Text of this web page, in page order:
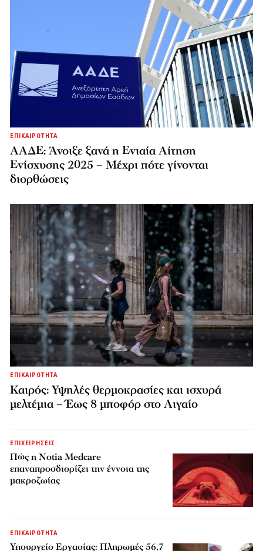
ΕΠΙΚΑΙΡΟΤΗΤΑ
ΑΑΔΕ: Άνοιξε ξανά η Ενιαία Αίτηση
Ενίσχυσης 2025 – Μέχρι πότε γίνονται
διορθώσεις
ΕΠΙΚΑΙΡΟΤΗΤΑ
Καιρός: Υψηλές θερμοκρασίες και ισχυρά
μελτέμια – Έως 8 μποφόρ στο Αιγαίο
ΕΠΙΧΕΙΡΗΣΕΙΣ
Πώς η Notia Medcare
επαναπροσδιορίζει την έννοια της
μακροζωίας
ΕΠΙΚΑΙΡΟΤΗΤΑ
Υπουργείο Εργασίας: Πληρωμές 56,7